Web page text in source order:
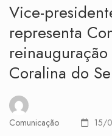
Vice-
representa
Coralina do
Comunicação 15/